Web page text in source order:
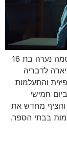
סערה בפרדס חנה בעקבות פוסט חריג שפרסמה נערה בת 16
לדבריה
והתעלמות
חמישי
והציף מחדש את
בבתי הספר.